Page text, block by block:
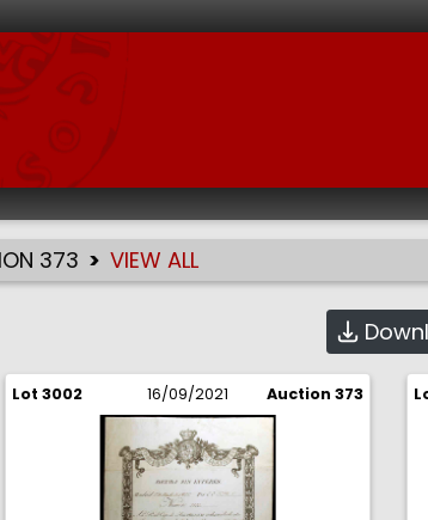
373 VIEW ALL
Lot 3002 16/09/2021 Auction 373